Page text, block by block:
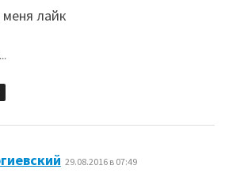
меня лайк
29.08.2016 в 07:49